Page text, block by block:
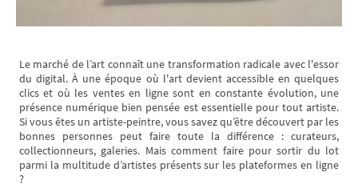
Le marché de l’art connaît une transformation radicale avec l'essor
du digital. À une époque où l'art devient accessible en quelques
clics et où les ventes en ligne sont en constante évolution, une
présence numérique bien pensée est essentielle pour tout artiste.
Si vous êtes un artiste-peintre, vous savez qu’être découvert par les
bonnes personnes peut faire toute la différence : curateurs,
collectionneurs, galeries. Mais comment faire pour sortir du lot
parmi la multitude d’artistes présents sur les plateformes en ligne
?